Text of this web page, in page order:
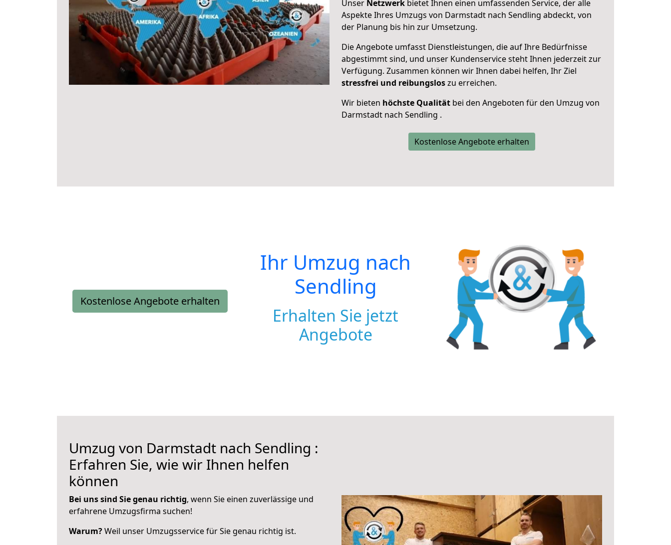
Unser Netzwerk bietet Ihnen einen umfassenden Service, der alle
Aspekte Ihres Umzugs von Darmstadt nach Sendling abdeckt, von
der Planung bis hin zur Umsetzung.
Die Angebote umfasst Dienstleistungen, die auf Ihre Bedürfnisse
abgestimmt sind, und unser Kundenservice steht Ihnen jederzeit zur
Verfügung. Zusammen können wir Ihnen dabei helfen, Ihr Ziel
stressfrei und reibungsloszu erreichen.
Wir bieten höchste Qualität bei den Angeboten für den Umzug von
Darmstadt nach Sendling .
Kostenlose Angebote erhalten
Kostenlose Angebote erhalten
Ihr Umzug nach
Sendling
Erhalten Sie jetzt
Angebote
Umzug von Darmstadt nach Sendling :
Erfahren Sie, wie wir Ihnen helfen
können
Bei uns sind Sie genau richtig, wenn Sie einen zuverlässige und
erfahrene Umzugsfirma suchen!
Warum?Weil unser Umzugsservice für Sie genau richtig ist.